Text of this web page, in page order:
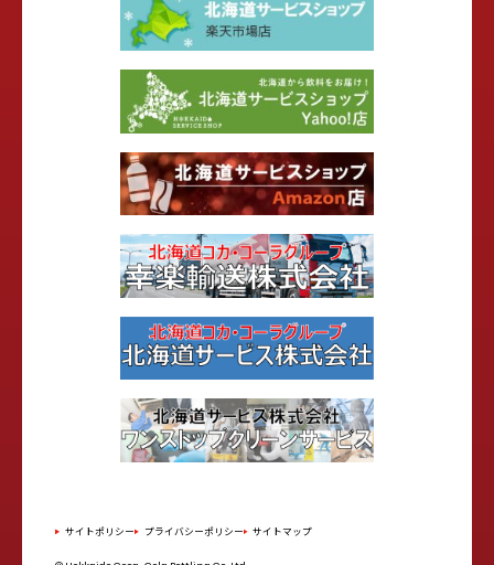
サイトポリシー プライバシーポリシー サイトマップ